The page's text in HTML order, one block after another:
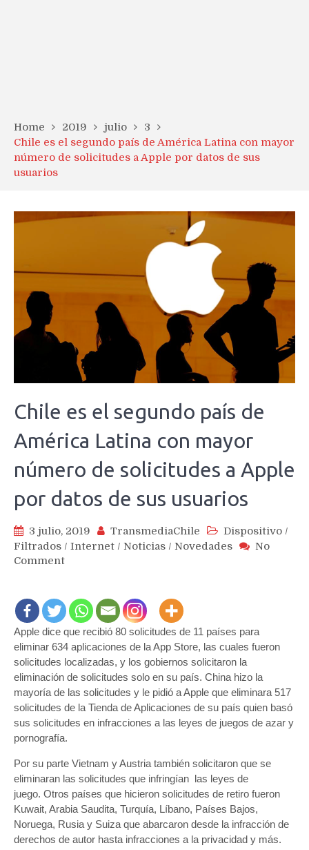
Home 2019 julio
3
Chile es el segundo país de América Latina con mayor
número de solicitudes a Apple por datos de sus
usuarios
Chile es el segundo país de
América Latina con mayor
número de solicitudes a Apple
por datos de sus usuarios
3 julio, 2019 TransmediaChile Dispositivo /
Filtrados / Internet / Noticias / Novedades
No
Commenton
el
segundo
país
de
América
Latina
con
mayor
número
a
Apple
por
datos
de
sus
Apple dice que recibió 80 solicitudes de 11 países para
eliminar 634 aplicaciones de la App Store, las cuales fueron
solicitudes localizadas, y los gobiernos solicitaron la
eliminación de solicitudes solo en su país. China hizo la
mayoría de las solicitudes y le pidió a Apple que eliminara 517
solicitudes de la Tienda de Aplicaciones de su país quien basó
sus solicitudes en infracciones a las leyes de juegos de azar y
pornografía.
Por su parte Vietnam y Austria también solicitaron que se
eliminaran las solicitudes que infringían las leyes de
juego. Otros países que hicieron solicitudes de retiro fueron
Kuwait, Arabia Saudita, Turquía, Líbano, Países Bajos,
Noruega, Rusia y Suiza que abarcaron desde la infracción de
derechos de autor hasta infracciones a la privacidad y más.